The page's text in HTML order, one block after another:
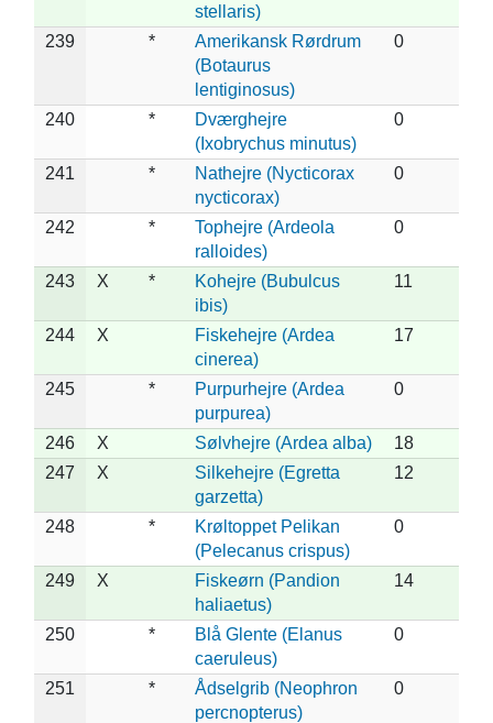
stellaris)
239 *
Amerikansk Rørdrum
(Botaurus
lentiginosus)
0
240 *
Dværghejre
(Ixobrychus minutus)
0
241 *
Nathejre (Nycticorax
nycticorax)
0
242 *
Tophejre (Ardeola
ralloides)
0
243 X *
Kohejre (Bubulcus
ibis)
11
244 X
Fiskehejre (Ardea
cinerea)
17
245 *
Purpurhejre (Ardea
purpurea)
0
246 X Sølvhejre (Ardea alba)
18
247
X
Silkehejre (Egretta
garzetta)
12
248 *
Krøltoppet Pelikan
(Pelecanus crispus)
0
249 X
Fiskeørn (Pandion
haliaetus)
14
250 *
Blå Glente (Elanus
caeruleus)
0
251 *
Ådselgrib (Neophron
percnopterus)
0